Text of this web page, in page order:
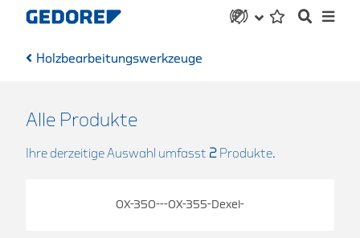
Holzbearbeitungswerkzeuge
Alle Produkte
Ihre derzeitige Auswahl umfasst 2 Produkte.
OX-350---OX-355-Dexel-